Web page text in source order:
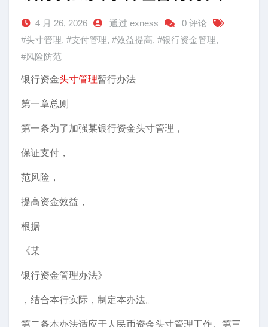
4 月 26, 2026 通过 exness
0 评论
#头寸管理, #支付管理, #效益提高, #银行资金管理,
#风险防范
银行资金头寸管理暂行办法
第一章总则
第一条为了加强某银行资金头寸管理，
保证支付，
范风险，
提高资金效益，
根据
《某
银行资金管理办法》
，结合本行实际，制定本办法。
第二条本办法适应于人民币资金头寸管理工作。第三